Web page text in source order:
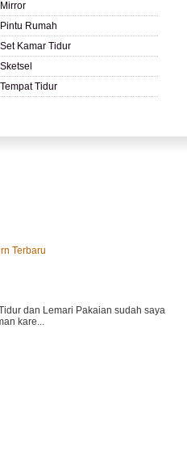
Mirror
Pintu Rumah
Set Kamar Tidur
Sketsel
Tempat Tidur
Terbaru
dan Lemari Pakaian sudah saya
kare...
p...